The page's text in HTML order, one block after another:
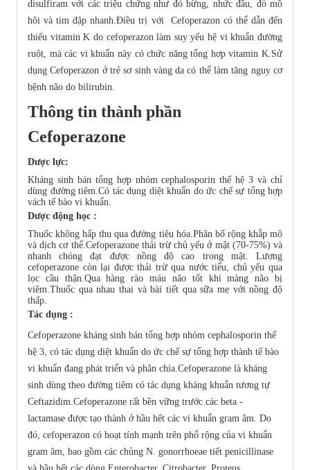
disulfiram với các triệu chứng như đỏ bừng, nhức đầu, đổ mồ
hôi và tim đập nhanh.Điều trị với Cefoperazon có thể dẫn đến
thiếu vitamin K do cefoperazon làm suy yếu hệ vi khuẩn đường
ruột, mà các vi khuẩn này có chức năng tổng hợp vitamin K.Sử
dụng Cefoperazon ở trẻ sơ sinh vàng da có thể làm tăng nguy cơ
bệnh não do bilirubin.
Thông tin thành phần
Cefoperazone
Dược lực:
Kháng sinh bán tổng hợp nhóm cephalosporin thế hệ 3 và chỉ
dùng đường tiêm.Có tác dụng diệt khuẩn do ức chế sự tổng hợp
vách tế bào vi khuẩn.
Dược động học :
Thuốc không hấp thu qua đường tiêu hóa.Phân bố rộng khắp mô
và dịch cơ thể.Cefoperazone thải trừ chủ yếu ở mật (70-75%) và
nhanh chóng đạt được nồng độ cao trong mật. Lượng
cefoperazone còn lại được thải trừ qua nước tiểu, chủ yếu qua
lọc cầu thận.Qua hàng rào máu não tốt khi màng não bị
viêm.Thuốc qua nhau thai và bài tiết qua sữa mẹ với nồng độ
thấp.
Tác dụng :
Cefoperazone kháng sinh bán tổng hợp nhóm cephalosporin thế
hệ 3, có tác dụng diệt khuẩn do ức chế sự tổng hợp thành tế bào
vi khuẩn đang phát triển và phân chia.Cefoperazone là kháng
sinh dùng theo đường tiêm có tác dụng kháng khuẩn tương tự
Ceftazidim.Cefoperazone rất bền vững trước các beta -
lactamase được tạo thành ở hầu hết các vi khuẩn gram âm. Do
đó, cefoperazon có hoạt tính mạnh trên phổ rộng của vi khuẩn
gram âm, bao gồm các chủng N. gonorrhoeae tiết penicillinase